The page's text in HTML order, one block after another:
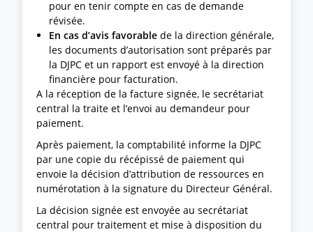
pour en tenir compte en cas de demande
révisée.
En cas d’avis favorable de la direction générale,
les documents d’autorisation sont préparés par
la DJPC et un rapport est envoyé à la direction
financière pour facturation.
A la réception de la facture signée, le secrétariat
central la traite et l’envoi au demandeur pour
paiement.
Après paiement, la comptabilité informe la DJPC
par une copie du récépissé de paiement qui
envoie la décision d’attribution de ressources en
numérotation à la signature du Directeur Général.
La décision signée est envoyée au secrétariat
central pour traitement et mise à disposition du